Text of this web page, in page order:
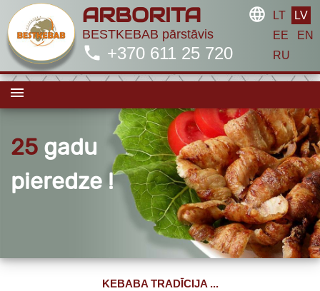
ARBORITA
BESTKEBAB pārstāvis
language LT
LV
EE
EN
RU
phone +370 611 25 720
menu
25 gadu
pieredze !
KEBABA TRADĪCIJA ...